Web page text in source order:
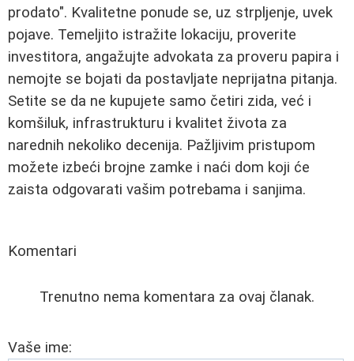
prodato". Kvalitetne ponude se, uz strpljenje, uvek
pojave. Temeljito istražite lokaciju, proverite
investitora, angažujte advokata za proveru papira i
nemojte se bojati da postavljate neprijatna pitanja.
Setite se da ne kupujete samo četiri zida, već i
komšiluk, infrastrukturu i kvalitet života za
narednih nekoliko decenija. Pažljivim pristupom
možete izbeći brojne zamke i naći dom koji će
zaista odgovarati vašim potrebama i sanjima.
Komentari
Trenutno nema komentara za ovaj članak.
Vaše ime: